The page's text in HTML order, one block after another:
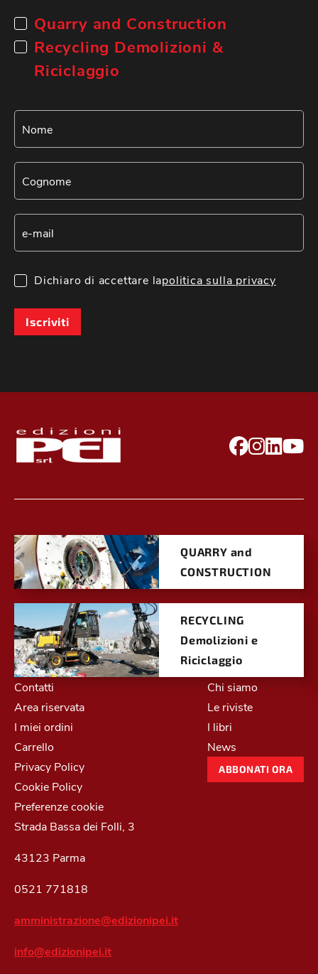
Quarry and Construction
Recycling Demolizioni &
Riciclaggio
Dichiaro di accettare lapolitica sulla privacy
Iscriviti
QUARRY and
CONSTRUCTION
RECYCLING
Demolizioni e
Riciclaggio
Contatti
Area riservata
I miei ordini
Carrello
Privacy Policy
Cookie Policy
Preferenze cookie
Chi siamo
Le riviste
I libri
News
ABBONATI ORA
Strada Bassa dei Folli, 3
43123 Parma
0521 771818
amministrazione@edizionipei.it
info@edizionipei.it